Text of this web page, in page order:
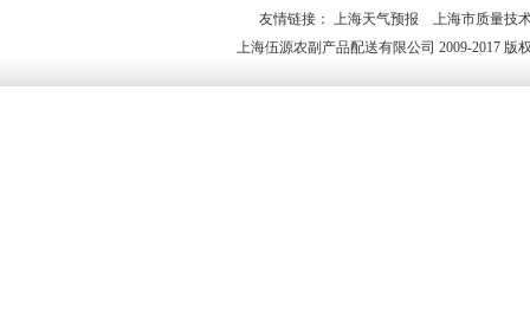
友情链接： 上海天气预报
上海市质量技
上海伍源农副产品配送有限公司 2009-2017 版